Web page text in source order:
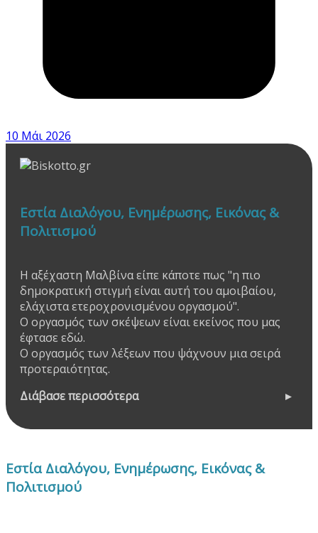
10 Μάι 2026
Εστία Διαλόγου, Ενημέρωσης, Εικόνας &
Πολιτισμού
Η αξέχαστη Μαλβίνα είπε κάποτε πως "η πιο
δημοκρατική στιγμή είναι αυτή του αμοιβαίου,
ελάχιστα ετεροχρονισμένου οργασμού".
Ο οργασμός των σκέψεων είναι εκείνος που μας
έφτασε εδώ.
Ο οργασμός των λέξεων που ψάχνουν μια σειρά
προτεραιότητας.
Διάβασε περισσότερα
Εστία Διαλόγου, Ενημέρωσης, Εικόνας &
Πολιτισμού